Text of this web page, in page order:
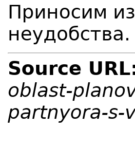
Приносим
неудобства.
Source
oblast-
partnyora-s-